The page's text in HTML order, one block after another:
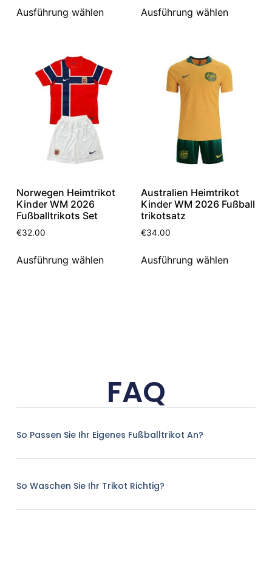
Ausführung wählen Ausführung wählen
Norwegen Heimtrikot
Kinder WM 2026
Fußballtrikots Set
€32.00
Ausführung wählen
Australien Heimtrikot
Kinder WM 2026 Fußball
trikotsatz
€34.00
Ausführung wählen
FAQ
So Passen Sie Ihr Eigenes Fußballtrikot An?
So Waschen Sie Ihr Trikot Richtig?